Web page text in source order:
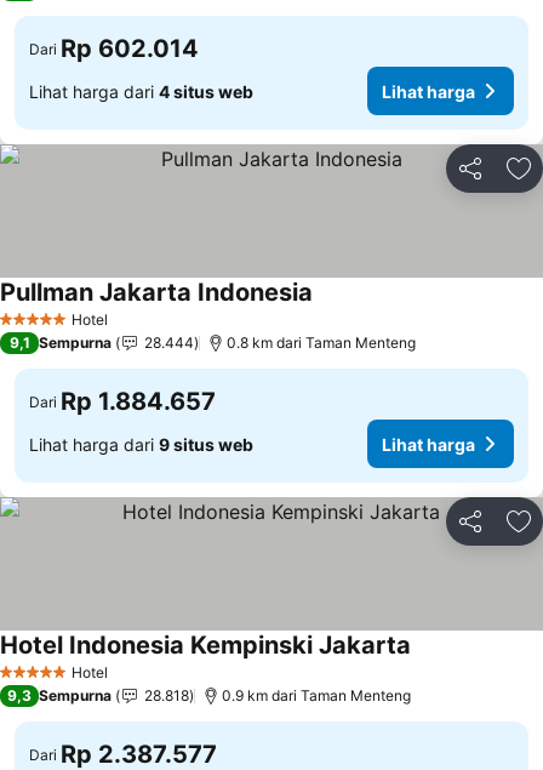
Dari Rp 602.014
Lihat harga dari 4 situs web Lihat harga
Bagikan
5 Bintang Hotel
Pullman Jakarta Indonesia
9,1 Sempurna 28.444 0.8 km dari Taman Menteng
Dari Rp 1.884.657
Lihat harga dari 9 situs web Lihat harga
Bagikan
5 Bintang Hotel
Hotel Indonesia Kempinski Jakarta
9,3 Sempurna 28.818 0.9 km dari Taman Menteng
Dari Rp 2.387.577